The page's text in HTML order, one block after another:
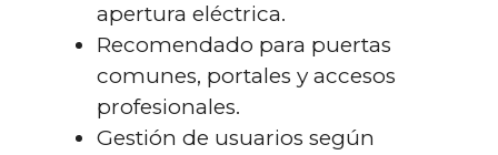
apertura eléctrica.
Recomendado para puertas
comunes, portales y accesos
profesionales.
Gestión de usuarios según